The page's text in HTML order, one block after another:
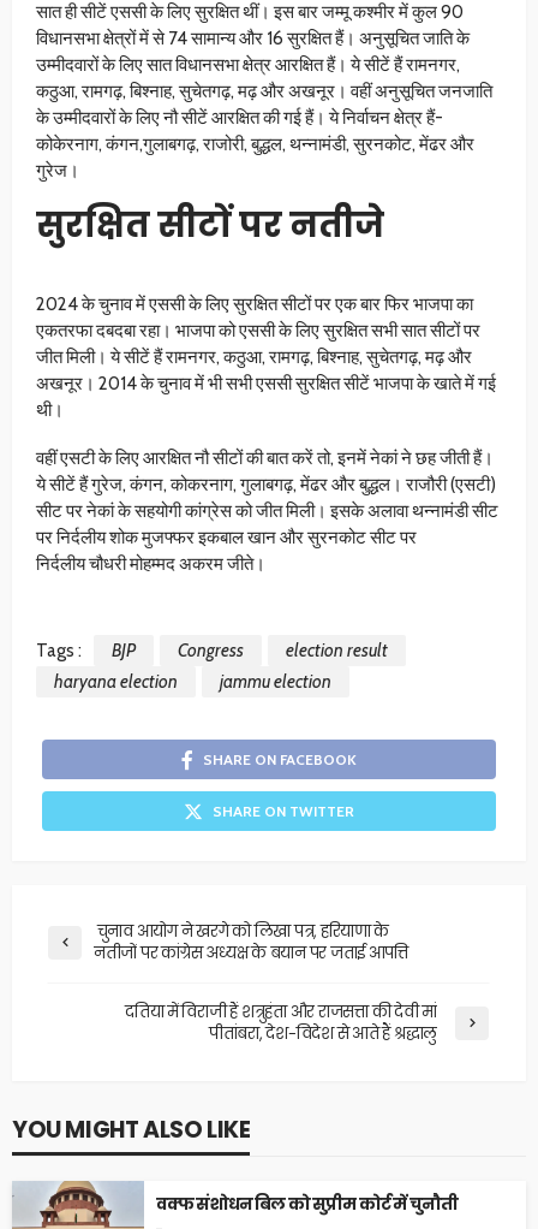
सात ही सीटें एससी के लिए सुरक्षित थीं। इस बार जम्मू कश्मीर में कुल 90
विधानसभा क्षेत्रों में से 74 सामान्य और 16 सुरक्षित हैं। अनुसूचित जाति के
उम्मीदवारों के लिए सात विधानसभा क्षेत्र आरक्षित हैं। ये सीटें हैं रामनगर,
कठुआ, रामगढ़, बिश्नाह, सुचेतगढ़, मढ़ और अखनूर। वहीं अनुसूचित जनजाति
के उम्मीदवारों के लिए नौ सीटें आरक्षित की गई हैं। ये निर्वाचन क्षेत्र हैं-
कोकेरनाग, कंगन,गुलाबगढ़, राजोरी, बुद्धल, थन्नामंडी, सुरनकोट, मेंढर और
गुरेज।
सुरक्षित सीटों पर नतीजे
2024 के चुनाव में एससी के लिए सुरक्षित सीटों पर एक बार फिर भाजपा का
एकतरफा दबदबा रहा। भाजपा को एससी के लिए सुरक्षित सभी सात सीटों पर
जीत मिली। ये सीटें हैं रामनगर, कठुआ, रामगढ़, बिश्नाह, सुचेतगढ़, मढ़ और
अखनूर। 2014 के चुनाव में भी सभी एससी सुरक्षित सीटें भाजपा के खाते में गई
थी।
वहीं एसटी के लिए आरक्षित नौ सीटों की बात करें तो, इनमें नेकां ने छह जीती हैं।
ये सीटें हैं गुरेज, कंगन, कोकरनाग, गुलाबगढ़, मेंढर और बुद्धल। राजौरी (एसटी)
सीट पर नेकां के सहयोगी कांग्रेस को जीत मिली। इसके अलावा थन्नामंडी सीट
पर निर्दलीय शोक मुजफ्फर इकबाल खान और सुरनकोट सीट पर
निर्दलीय चौधरी मोहम्मद अकरम जीते।
Tags : BJP Congress
election result
haryana election
jammu election
SHARE ON FACEBOOK
SHARE ON TWITTER
चुनाव आयोग ने खरगे को लिखा पत्र, हरियाणा के
नतीजों पर कांग्रेस अध्यक्ष के बयान पर जताई आपत्ति
दतिया में विराजी हैं शत्रुहंता और राजसत्ता की देवी मां
पीतांबरा, देश-विदेश से आते हैं श्रद्धालु
YOU MIGHT ALSO LIKE
वक्फ संशोधन बिल को सुप्रीम कोर्ट में चुनौती